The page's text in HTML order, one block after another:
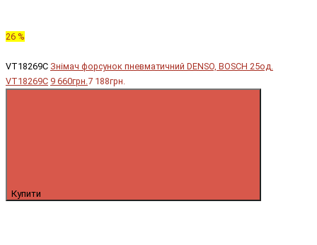
26 %
VT18269C Знімач форсунок пневматичний DENSO, BOSCH 25од.
VT18269C 9 660грн.7 188грн.
Купити